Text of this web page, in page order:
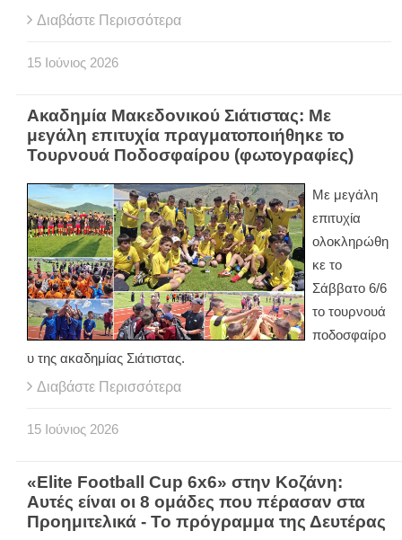
Διαβάστε Περισσότερα
15 Ιούνιος 2026
Ακαδημία Μακεδονικού Σιάτιστας: Με
μεγάλη επιτυχία πραγματοποιήθηκε το
Τουρνουά Ποδοσφαίρου (φωτογραφίες)
Με μεγάλη
επιτυχία
ολοκληρώθη
κε το
Σάββατο 6/6
το τουρνουά
ποδοσφαίρο
υ της ακαδημίας Σιάτιστας.
Διαβάστε Περισσότερα
15 Ιούνιος 2026
«Elite Football Cup 6x6» στην Κοζάνη:
Αυτές είναι οι 8 ομάδες που πέρασαν στα
Προημιτελικά - Το πρόγραμμα της Δευτέρας